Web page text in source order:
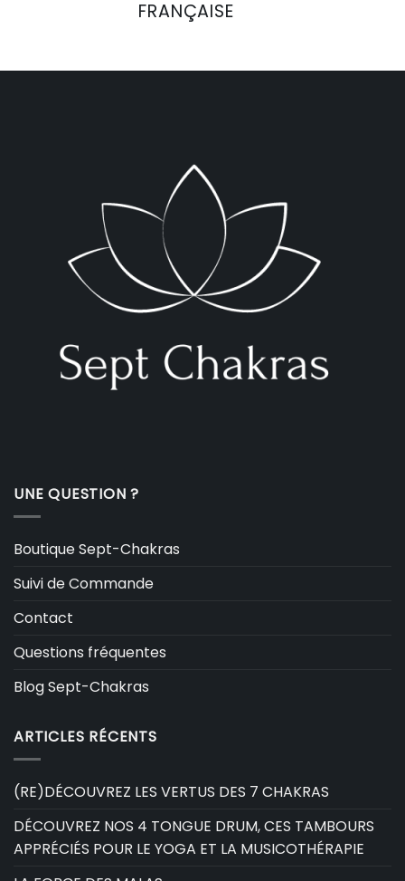
FRANÇAISE
UNE QUESTION ?
Boutique Sept-Chakras
Suivi de Commande
Contact
Questions fréquentes
Blog Sept-Chakras
ARTICLES RÉCENTS
(RE)DÉCOUVREZ LES VERTUS DES 7 CHAKRAS
DÉCOUVREZ NOS 4 TONGUE DRUM, CES TAMBOURS
APPRÉCIÉS POUR LE YOGA ET LA MUSICOTHÉRAPIE